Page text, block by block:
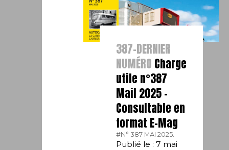
387-DERNIER
NUMÉRO Charge
utile n°387
Mail 2025 –
Consultable en
format E-Mag
#N° 387 MAI 2025.
Publié le : 7 mai